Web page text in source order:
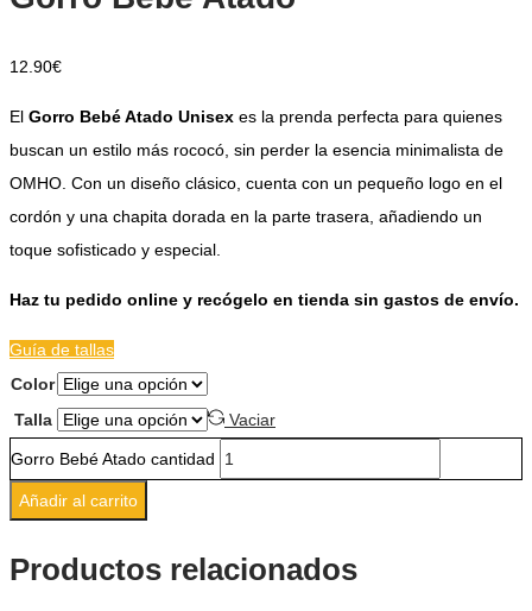
12.90€
El Gorro Bebé Atado Unisex es la prenda perfecta para quienes
buscan un estilo más rococó, sin perder la esencia minimalista de
OMHO. Con un diseño clásico, cuenta con un pequeño logo en el
cordón y una chapita dorada en la parte trasera, añadiendo un
toque sofisticado y especial.
Haz tu pedido online y recógelo en tienda sin gastos de envío.
Guía de tallas
Color
Talla
Vaciar
Gorro Bebé Atado cantidad
Añadir al carrito
Productos relacionados